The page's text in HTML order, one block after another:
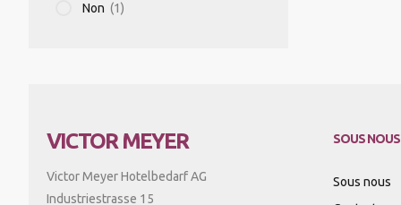
Non (1)
SOUS NOUS
Sous nous
VICTOR MEYER
Victor Meyer Hotelbedarf AG
Industriestrasse 15